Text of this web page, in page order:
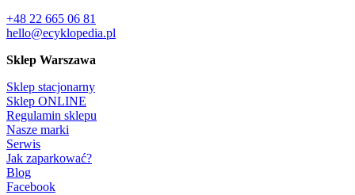
+48 22 665 06 81
hello@ecyklopedia.pl
Sklep Warszawa
Sklep stacjonarny
Sklep ONLINE
Regulamin sklepu
Nasze marki
Serwis
Jak zaparkować?
Blog
Facebook